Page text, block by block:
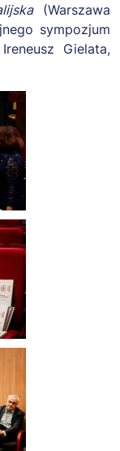
(Warszawa
sympozjum
Gielata,